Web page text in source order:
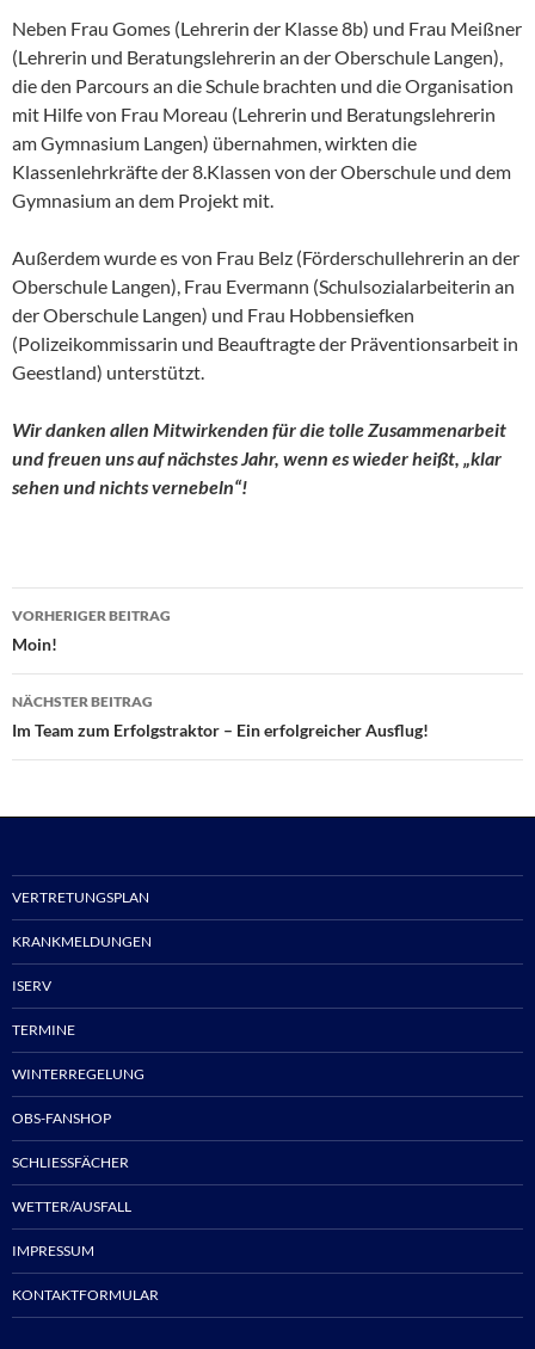
Neben Frau Gomes (Lehrerin der Klasse 8b) und Frau Meißner
(Lehrerin und Beratungslehrerin an der Oberschule Langen),
die den Parcours an die Schule brachten und die Organisation
mit Hilfe von Frau Moreau (Lehrerin und Beratungslehrerin
am Gymnasium Langen) übernahmen, wirkten die
Klassenlehrkräfte der 8.Klassen von der Oberschule und dem
Gymnasium an dem Projekt mit.
Außerdem wurde es von Frau Belz (Förderschullehrerin an der
Oberschule Langen), Frau Evermann (Schulsozialarbeiterin an
der Oberschule Langen) und Frau Hobbensiefken
(Polizeikommissarin und Beauftragte der Präventionsarbeit in
Geestland) unterstützt.
Wir danken allen Mitwirkenden für die tolle Zusammenarbeit
und freuen uns auf nächstes Jahr, wenn es wieder heißt, „klar
sehen und nichts vernebeln“!
Beitragsnavigation
VORHERIGER BEITRAG
Moin!
NÄCHSTER BEITRAG
Im Team zum Erfolgstraktor – Ein erfolgreicher Ausflug!
VERTRETUNGSPLAN
KRANKMELDUNGEN
ISERV
TERMINE
WINTERREGELUNG
OBS-FANSHOP
SCHLIESSFÄCHER
WETTER/AUSFALL
IMPRESSUM
KONTAKTFORMULAR